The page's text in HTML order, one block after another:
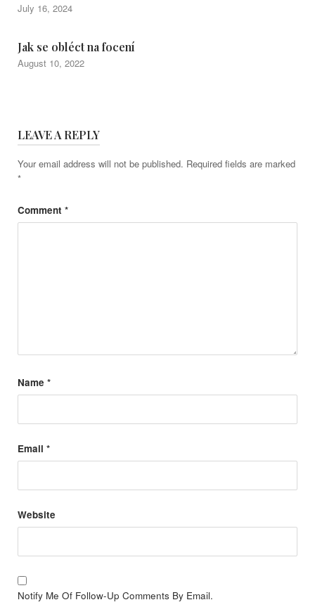
July 16, 2024
Jak se obléct na focení
August 10, 2022
LEAVE A REPLY
Your email address will not be published. Required fields are marked
*
Comment *
Name *
Email *
Website
Notify Me Of Follow-Up Comments By Email.